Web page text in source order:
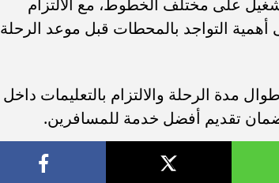
التواجد بالمحطات قبل موعد الرحلة
مدة الرحلة والالتزام بالتعليمات داخل
تقديم أفضل خدمة للمسافرين.